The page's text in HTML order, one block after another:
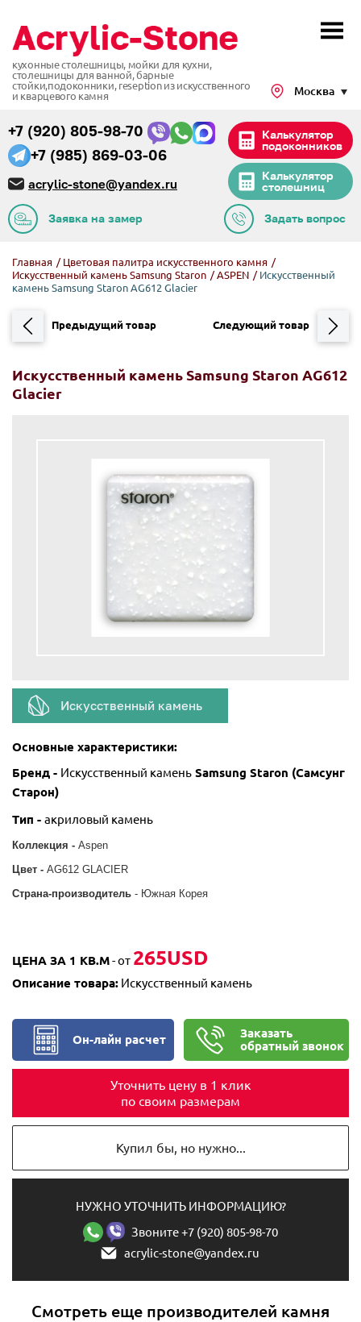
кухонные столешницы, мойки для кухни,
столешницы для ванной, барные
стойки,подоконники, reseption из искусственного
и кварцевого камня
+7 (985) 869-03-06
+7 (920) 805-98-70
acrylic-stone@yandex.ru
Калькулятор
столешниц
Калькулятор
подоконников
Москва
Задать вопрос
Заявка на замер
Главная / Цветовая палитра искусственного камня /
Искусственный камень Samsung Staron / ASPEN / Искусственный
камень Samsung Staron AG612 Glacier
Искусственный камень Samsung Staron AG612
Glacier
Искусственный камень
Основные характеристики:
Бренд - Искусственный камень Samsung Staron (Самсунг
Старон)
Тип - акриловый камень
Коллекция - Aspen
Цвет - AG612 GLACIER
Страна-производитель - Южная Корея
ЦЕНА ЗА 1 КВ.М- от 265USD
Описание товара: Искусственный камень
Он-лайн расчет
Заказать
обратный звонок
Уточнить цену в 1 клик
по своим размерам
Купил бы, но нужно...
НУЖНО УТОЧНИТЬ ИНФОРМАЦИЮ?
Звоните +7 (920) 805-98-70
acrylic-stone@yandex.ru
Смотреть еще производителей камня